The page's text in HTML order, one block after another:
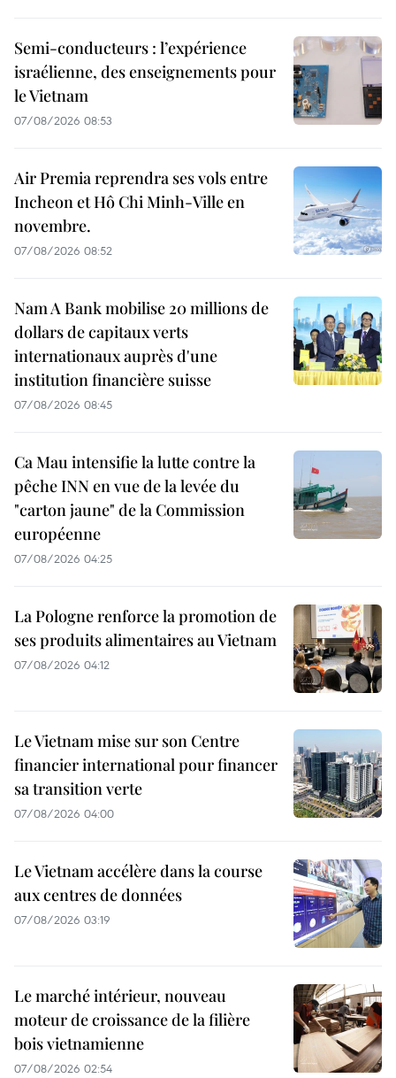
Semi-conducteurs : l’expérience
israélienne, des enseignements pour
le Vietnam
07/08/2026 08:53
Air Premia reprendra ses vols entre
Incheon et Hô Chi Minh-Ville en
novembre.
07/08/2026 08:52
Nam A Bank mobilise 20 millions de
dollars de capitaux verts
internationaux auprès d'une
institution financière suisse
07/08/2026 08:45
Ca Mau intensifie la lutte contre la
pêche INN en vue de la levée du
"carton jaune" de la Commission
européenne
07/08/2026 04:25
La Pologne renforce la promotion de
ses produits alimentaires au Vietnam
07/08/2026 04:12
Le Vietnam mise sur son Centre
financier international pour financer
sa transition verte
07/08/2026 04:00
Le Vietnam accélère dans la course
aux centres de données
07/08/2026 03:19
Le marché intérieur, nouveau
moteur de croissance de la filière
bois vietnamienne
07/08/2026 02:54